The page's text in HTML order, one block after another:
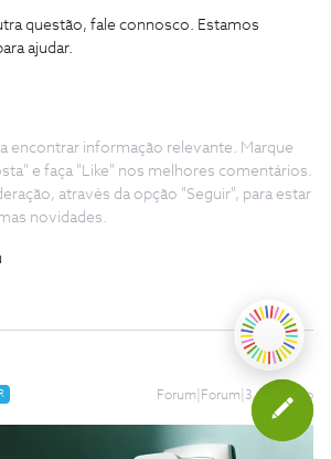
questão, fale connosco. Estamos
ajudar.
encontrar informação relevante. Marque
e faça "Like" nos melhores comentários.
através da opção "Seguir", para estar
novidades.
Forum|Forum|3 years ago